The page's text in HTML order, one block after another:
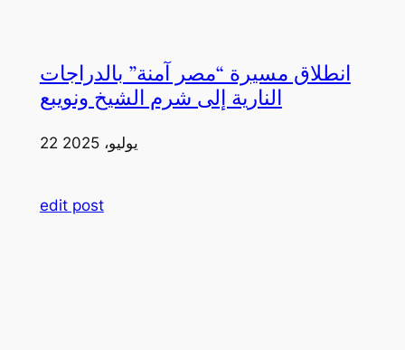
انطلاق مسيرة “مصر آمنة” بالدراجات
النارية إلى شرم الشيخ ونويبع
22 يوليو، 2025
edit post